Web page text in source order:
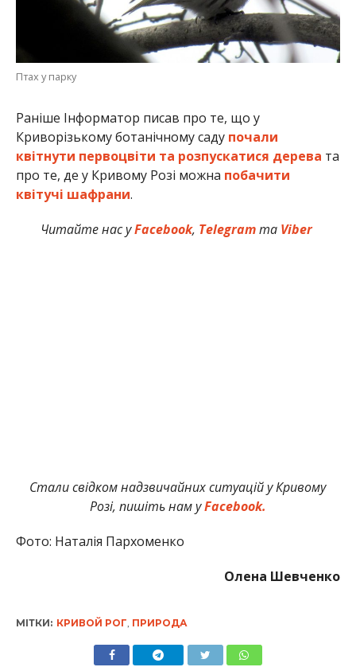
Птах у парку
Раніше Інформатор писав про те, що у
Криворізькому ботанічному саду почали
квітнути первоцвіти та розпускатися дерева та
про те, де у Кривому Розі можна побачити
квітучі шафрани.
Читайте нас уFacebook, Telegramта Viber
Стали свідком надзвичайних ситуацій у Кривому
Розі, пишіть нам уFacebook.
Фото: Наталія Пархоменко
Олена Шевченко
МІТКИ: КРИВОЙ РОГ, ПРИРОДА